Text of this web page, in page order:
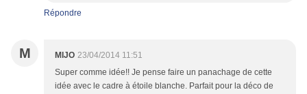
Répondre
M MIJO 23/04/2014 11:51
Super comme idée!! Je pense faire un panachage de cette
idée avec le cadre à étoile blanche. Parfait pour la déco de